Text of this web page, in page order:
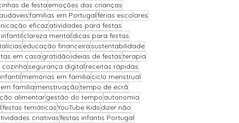
Real
de festa emoções das crianças
famílias em Portugalférias escolares
eficaz atividades para festas
clareza mental dicas para festas
educação financeirasustentabilidade
em casa gratidão ideias de festasterapia
segurança digital receitas rápidas
memórias em família ciclo menstrual
família menstruaçãotempo de ecrã
alimentargestão do tempo autonomia
festas temáticasYouTube Kids dizer não
criativasfestas infantis Portugal